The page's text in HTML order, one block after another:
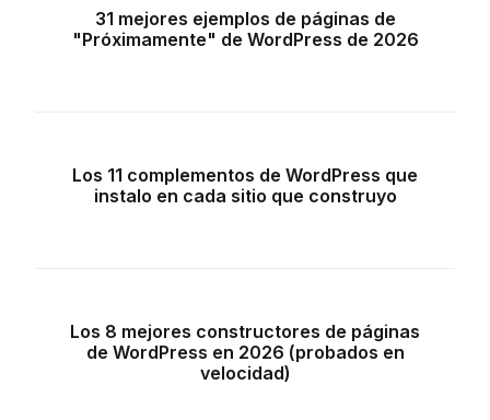
31 mejores ejemplos de páginas de
"Próximamente" de WordPress de 2026
Los 11 complementos de WordPress que
instalo en cada sitio que construyo
Los 8 mejores constructores de páginas
de WordPress en 2026 (probados en
velocidad)